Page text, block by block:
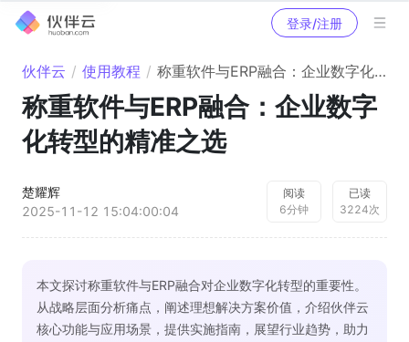
登录/注册
伙伴云 / 使用教程 / 称重软件与ERP融合：企业数字化转型的精准之选
称重软件与ERP融合：企业数字
化转型的精准之选
楚耀辉
2025-11-12 15:04:00:04
阅读
6分钟
已读
3224次
本文探讨称重软件与ERP融合对企业数字化转型的重要性。
从战略层面分析痛点，阐述理想解决方案价值，介绍伙伴云
核心功能与应用场景，提供实施指南，展望行业趋势，助力